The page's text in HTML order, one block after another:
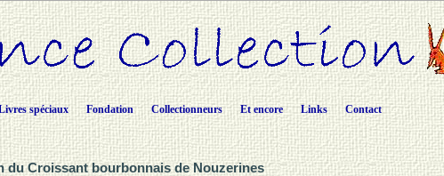
spéciaux Fondation Collectionneurs Et encore Links Contact
du Croissant bourbonnais de Nouzerines